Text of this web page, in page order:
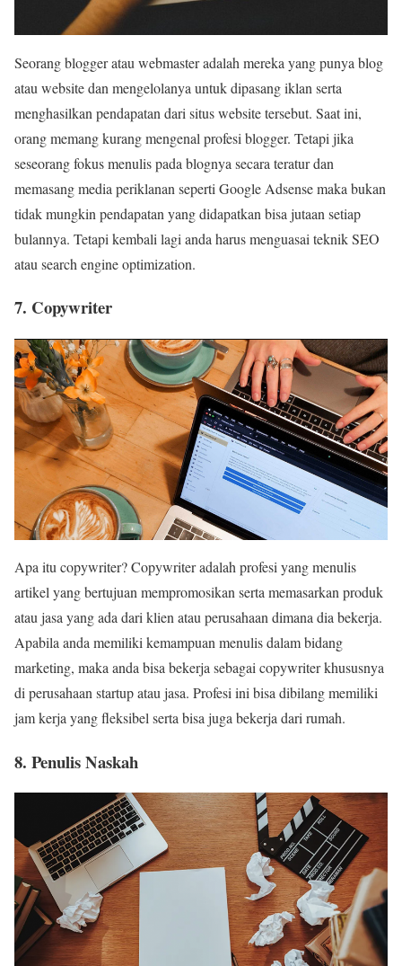
Seorang blogger atau webmaster adalah mereka yang punya blog
atau website dan mengelolanya untuk dipasang iklan serta
menghasilkan pendapatan dari situs website tersebut. Saat ini,
orang memang kurang mengenal profesi blogger. Tetapi jika
seseorang fokus menulis pada blognya secara teratur dan
memasang media periklanan seperti Google Adsense maka bukan
tidak mungkin pendapatan yang didapatkan bisa jutaan setiap
bulannya. Tetapi kembali lagi anda harus menguasai teknik SEO
atau search engine optimization.
7. Copywriter
Apa itu copywriter? Copywriter adalah profesi yang menulis
artikel yang bertujuan mempromosikan serta memasarkan produk
atau jasa yang ada dari klien atau perusahaan dimana dia bekerja.
Apabila anda memiliki kemampuan menulis dalam bidang
marketing, maka anda bisa bekerja sebagai copywriter khususnya
di perusahaan startup atau jasa. Profesi ini bisa dibilang memiliki
jam kerja yang fleksibel serta bisa juga bekerja dari rumah.
8. Penulis Naskah